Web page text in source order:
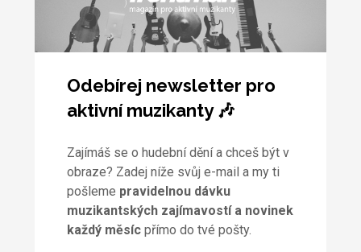
Odebírej newsletter pro
aktivní muzikanty 🎶
Zajímáš se o hudební dění a chceš být v
obraze? Zadej níže svůj e-mail a my ti
pošleme pravidelnou dávku
muzikantských zajímavostí a novinek
každý měsícpřímo do tvé pošty.